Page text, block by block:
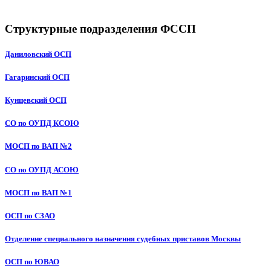
Структурные подразделения ФССП
Даниловский ОСП
Гагаринский ОСП
Кунцевский ОСП
СО по ОУПД КСОЮ
МОСП по ВАП №2
СО по ОУПД АСОЮ
МОСП по ВАП №1
ОСП по СЗАО
Отделение специального назначения судебных приставов Москвы
ОСП по ЮВАО